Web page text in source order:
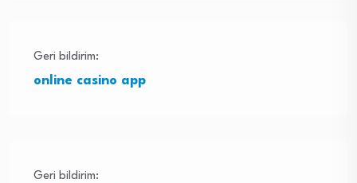
Geri bildirim:
online casino app
Geri bildirim: